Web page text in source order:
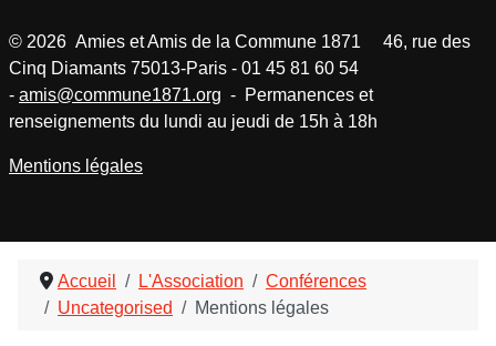
Accueil L'Association
Conférences
Uncategorised
Mentions légales
© 2026 Amies et Amis de la Commune 1871 46, rue des
Cinq Diamants 75013-Paris - 01 45 81 60 54
- amis@commune1871.org - Permanences et
renseignements du lundi au jeudi de 15h à 18h
Mentions légales